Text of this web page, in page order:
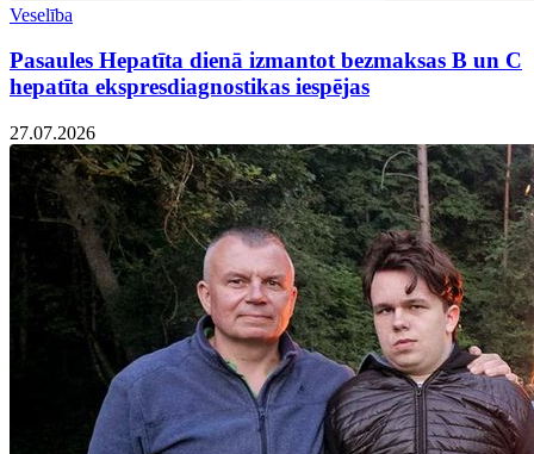
Veselība
Pasaules Hepatīta dienā izmantot bezmaksas B un C
hepatīta ekspresdiagnostikas iespējas
27.07.2026